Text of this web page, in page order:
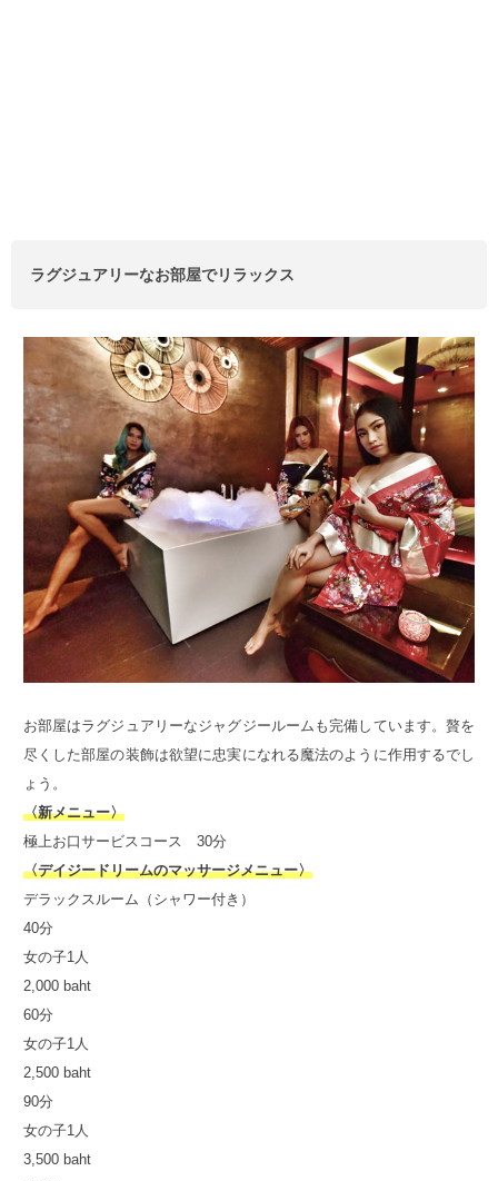
ラグジュアリーなお部屋でリラックス
お部屋はラグジュアリーなジャグジールームも完備しています。贅を
尽くした部屋の装飾は欲望に忠実になれる魔法のように作用するでし
ょう。
〈新メニュー〉
極上お口サービスコース 30分
〈デイジードリームのマッサージメニュー〉
デラックスルーム（シャワー付き）
40分
女の子1人
2,000 baht
60分
女の子1人
2,500 baht
90分
女の子1人
3,500 baht